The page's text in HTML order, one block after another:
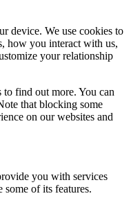
device. We use cookies to
how you interact with us,
your relationship
find out more. You can
that blocking some
on our websites and
you with services
some of its features.